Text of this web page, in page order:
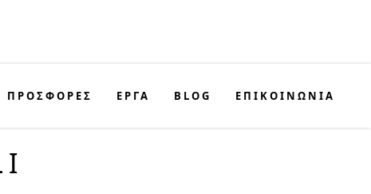
ΠΡΟΣΦΟΡΈΣ ΕΡΓΑ BLOG ΕΠΙΚΟΙΝΩΝΊΑ